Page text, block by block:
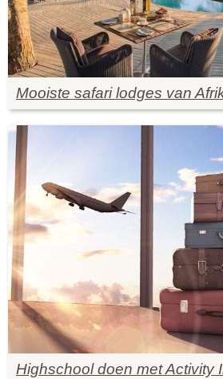
Mooiste safari lodges van
Highschool doen met Activity